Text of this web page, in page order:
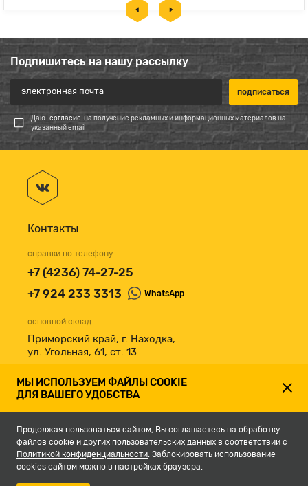
Подпишитесь на нашу рассылку
Даю согласие на получение рекламных и информационных материалов на
указанный email
Контакты
справки по телефону
+7 (4236) 74-27-25
+7 924 233 3313
WhatsApp
основной склад
Приморский край, г. Находка,
ул. Угольная, 61, ст. 13
принимаем к оплате
МЫ ИСПОЛЬЗУЕМ ФАЙЛЫ COOKIE
ДЛЯ ВАШЕГО УДОБСТВА
Продолжая пользоваться сайтом, Вы соглашаетесь на обработку
файлов cookie и других пользовательских данных в соответствии с
Политикой конфиденциальности. Заблокировать использование
cookies сайтом можно в настройках браузера.